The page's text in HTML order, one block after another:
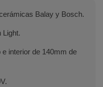
Balay y Bosch.
Light.
interior de 140mm de